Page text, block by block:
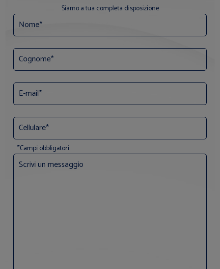
Siamo a tua completa disposizione
*Campi obbligatori